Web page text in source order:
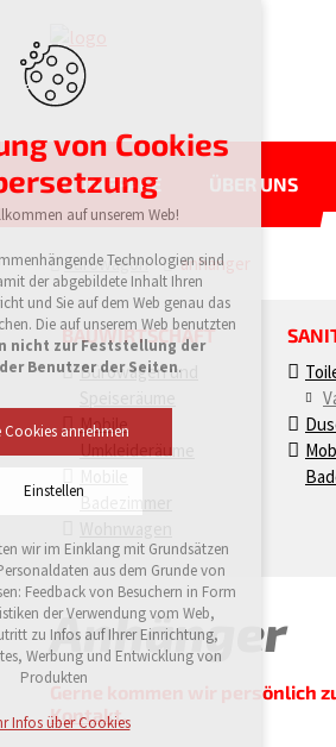
HOMEPAGE ÜBER UNS
eurowagon anhänger
BAUWIRTSCHAFT
Bürowagen und
Mobile
Umkleideräume
Badezimmer
Anhänger
Gerne kommen wir persönlich
Kontakt.
von Cookies
auf unserem Web!
Technologien sind
der abgebildete Inhalt Ihren
und Sie auf dem Web genau das
Die auf unserem Web benutzten
nicht zur Feststellung der
Benutzer der Seiten.
Cookies annehmen
Einstellen
Webbetrieb
Kontextes der Seiten (session):
Wahlen der Sprache
die anonymisierte Auswertung
wir im Einklang mit Grundsätzen
aus dem Grunde von
Feedback von Besuchern in Form
der Verwendung vom Web,
zu Infos auf Ihrer Einrichtung,
Werbung und Entwicklung von
Produkten
Infos über Cookies